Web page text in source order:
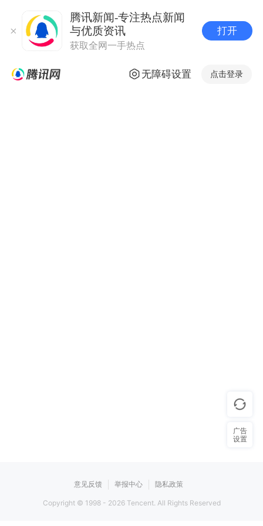
腾讯新闻-专注热点新闻
与优质资讯
获取全网一手热点
打开
无障碍设置 点击登录
意见反馈 举报中心 隐私政策
Copyright © 1998 - 2026Tencent. All Rights Reserved
广告
设置